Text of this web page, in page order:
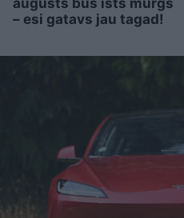
– esi gatavs jau tagad!